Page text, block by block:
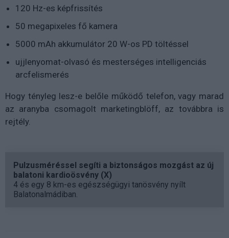
120 Hz-es képfrissítés
50 megapixeles fő kamera
5000 mAh akkumulátor 20 W-os PD töltéssel
ujjlenyomat-olvasó és mesterséges intelligenciás
arcfelismerés
Hogy tényleg lesz-e belőle működő telefon, vagy marad
az aranyba csomagolt marketingblöff, az továbbra is
rejtély.
Pulzusméréssel segíti a biztonságos mozgást az új
balatoni kardioösvény (X)
4 és egy 8 km-es egészségügyi tanösvény nyílt
Balatonalmádiban.